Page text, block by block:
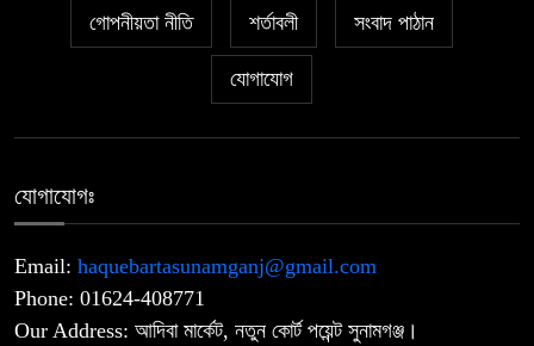
রেকর্ড শুনলেন প্রধানমন্ত্রী
অডিটোরিয়াম ছাড়লেন এনসিপি নেতারা:
জুলাই গণঅভ্যুত্থান অনুষ্ঠান বয়কট
এনসিপির সাময়িক অব্যাহতিপ্রাপ্ত নেতাকে
গোপনীয়তা নীতি শর্তাবলী সংবাদ পাঠান
যোগাযোগ
যোগাযোগঃ
Email: haquebartasunamganj@gmail.com
Phone: 01624-408771
Our Address: আদিবা মার্কেট, নতুন কোর্ট পয়েন্ট সুনামগঞ্জ।